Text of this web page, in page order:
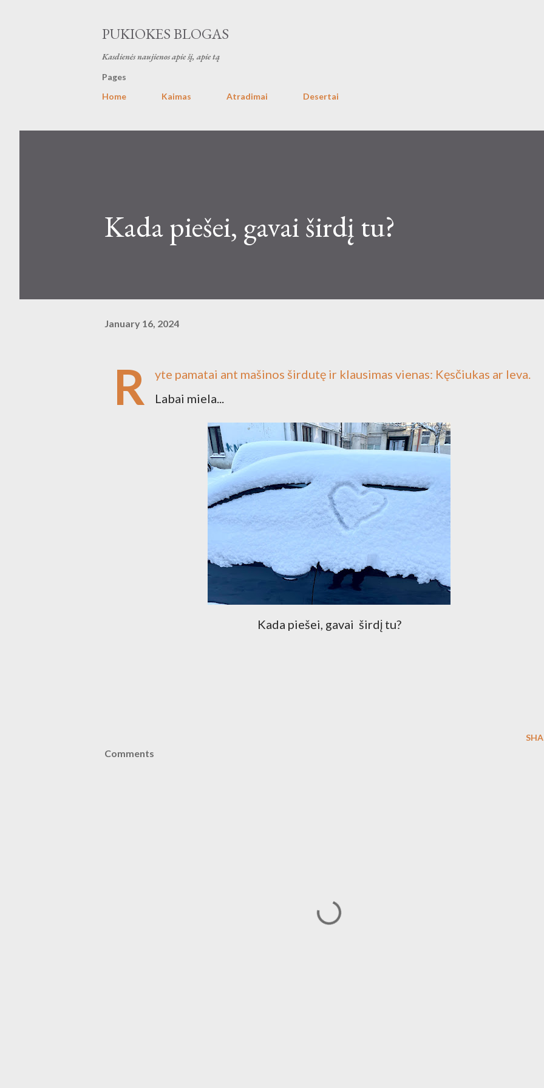
PUKIOKES BLOGAS
Kasdienės naujienos apie šį, apie tą
Pages
Home
Kaimas Atradimai Desertai
Kada piešei, gavai širdį tu?
January 16, 2024
R
yte pamatai ant mašinos širdutę ir klausimas vienas: Kęsčiukas ar Ieva.
Labai miela...
Kada piešei, gavai širdį tu?
Comments